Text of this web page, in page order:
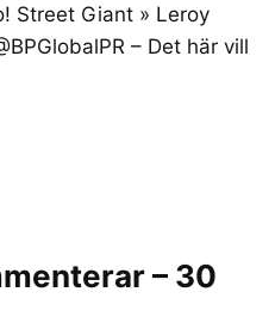
Street Giant » Leroy
– Det här vill
– 30